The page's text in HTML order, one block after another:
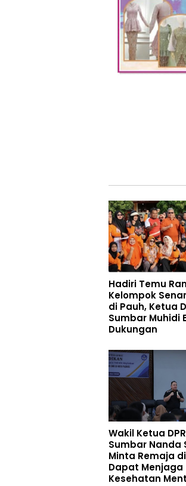
Hadiri Temu
Kelompok
di Pauh, Ketua
Sumbar Muhidi
Dukungan
Wakil Ketua
Sumbar Nanda
Minta Remaja
Dapat Menjaga
Kesehatan